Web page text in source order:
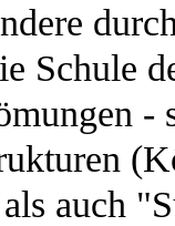
Schule
auch